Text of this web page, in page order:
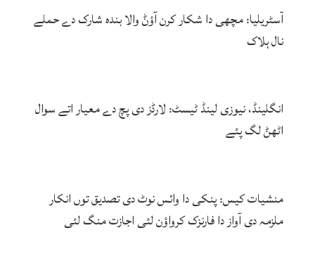
آسٹریلیا: مچھی دا شکار کرن آؤݨ والا بندہ شارک دے حملے
نال ہلاک
انگلینڈ، نیوزی لینڈ ٹیسٹ: لارڈز دی پچ دے معیار اتے سوال
اٹھݨ لگ پئے
منشیات کیس: پنکی دا وائس نوٹ دی تصدیق توں انکار
ملزمہ دی آواز دا فارنزک کرواؤن لئی اجازت منگ لئی